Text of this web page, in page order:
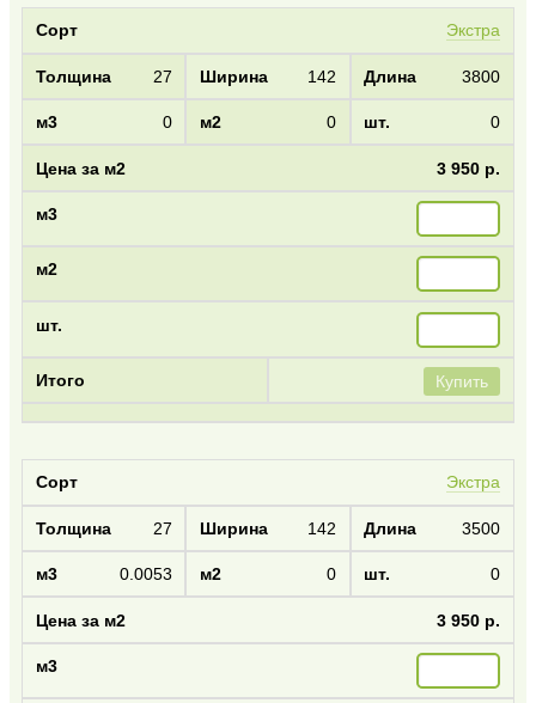
Экстра
27 142 3800
0 0 0
3 950 р.
Купить
Экстра
27 142 3500
0.0053 0 0
3 950 р.